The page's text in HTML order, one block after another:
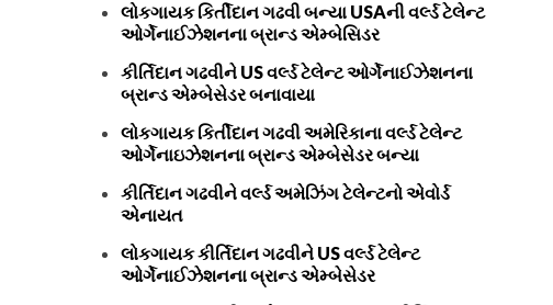
લોકગાયક કિર્તીદાન ગઢવી બન્યા USAની વર્લ્ડ ટેલેન્ટ
ઓર્ગેનાઈઝેશનના બ્રાન્ડ એમ્બેસિડર
કીર્તિદાન ગઢવીને US વર્લ્ડ ટેલેન્ટ ઓર્ગેનાઈઝેશનના
બ્રાન્ડ એમ્બેસેડર બનાવાયા
લોકગાયક કિર્તીદાન ગઢવી અમેરિકાના વર્લ્ડ ટેલેન્ટ
ઓર્ગેનાઇઝેશનના બ્રાન્ડ એમ્બેસેડર બન્યા
કીર્તિદાન ગઢવીને વર્લ્ડ અમેઝિંગ ટેલેન્ટનો એવોર્ડ
એનાયત
લોકગાયક કીર્તિદાન ગઢવીને US વર્લ્ડ ટેલેન્ટ
ઓર્ગેનાઈઝેશનના બ્રાન્ડ એમ્બેસેડર